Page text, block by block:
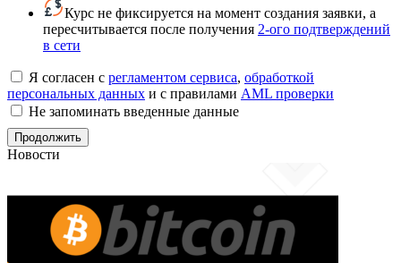
Курс не фиксируется на момент создания заявки, а
пересчитывается после получения 2-ого подтверждений
в сети
Я согласен с регламентом сервиса, обработкой
персональных данных и с правилами AML проверки
Не запоминать введенные данные
Новости